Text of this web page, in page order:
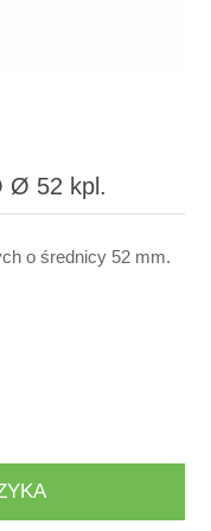
Ø 52 kpl.
o średnicy 52 mm.